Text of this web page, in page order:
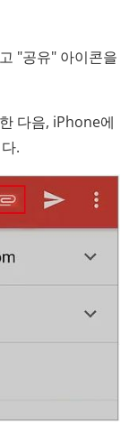
"공유" 아이콘을
다음, iPhone에
.